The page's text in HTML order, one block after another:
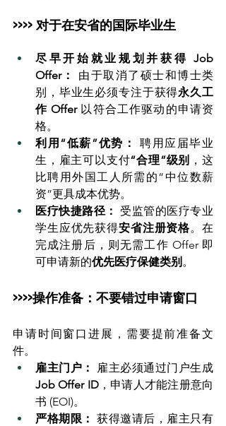
>>>> 对于在安省的国际毕业生
尽早开始就业规划并获得 Job
Offer：
由于取消了硕士和博士类
别，毕业生必须专注于获得永久工
作 Offer 以符合工作驱动的申请资
格。
利用“低薪”优势：
聘用应届毕业
生，雇主可以支付“合理”级别 ，这
比聘用外国工人所需的“中位数薪
资”更具成本优势。
医疗快捷路径：
受监管的医疗专业
学生应优先获得安省注册资格。在
完成注册后，则无需工作 Offer 即
可申请新的优先医疗保健类别 。
>>>>操作准备：不要错过申请窗口
申请时间窗口进展，需要提前准备文
件。
雇主门户：
Job Offer ID，申请人才能注册意向
书 (EOI)。
严格期限：